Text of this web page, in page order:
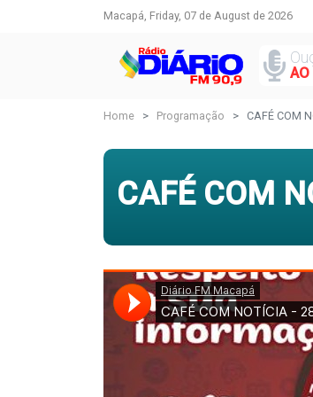
Macapá, Friday, 07 de August de 2026
AO
Home Programação CAFÉ COM
CAFÉ COM